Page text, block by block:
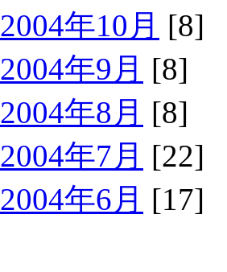
2004年10月 [8]
2004年9月 [8]
2004年8月 [8]
2004年7月 [22]
2004年6月 [17]